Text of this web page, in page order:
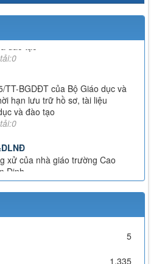
TWcủa Bộ Chính trị về đột phá
đào tạo
BGDĐT của Bộ Giáo dục và
hạn lưu trữ hồ sơ, tài liệu
và đào tạo
xử của nhà giáo trường Cao
Định
vị trí công tác năm 2026
học phí, miễn, giảm, hỗ trợ
5
1,335